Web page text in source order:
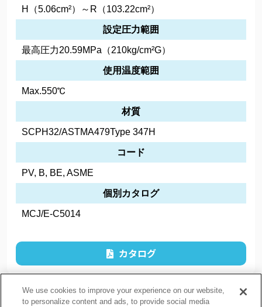
H（5.06cm²）～R（103.22cm²）
設定圧力範囲
最高圧力20.59MPa（210kg/cm²G）
使用温度範囲
Max.550℃
材質
SCPH32/ASTMA479Type 347H
コード
PV, B, BE, ASME
個別カタログ
MCJ/E-C5014
カタログ
We use cookies to improve your experience on our website,
to personalize content and ads, to provide social media